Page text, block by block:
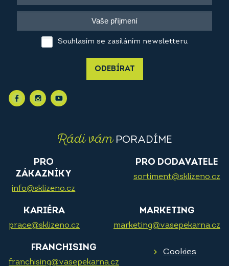
Souhlasím se zasíláním newsletteru
ODEBÍRAT
Rádi vámPORADÍME
PRO
ZÁKAZNÍKY
info@sklizeno.cz
PRO DODAVATELE
sortiment@sklizeno.cz
KARIÉRA
prace@sklizeno.cz
MARKETING
marketing@vasepekarna.cz
FRANCHISING
franchising@vasepekarna.cz
Cookies